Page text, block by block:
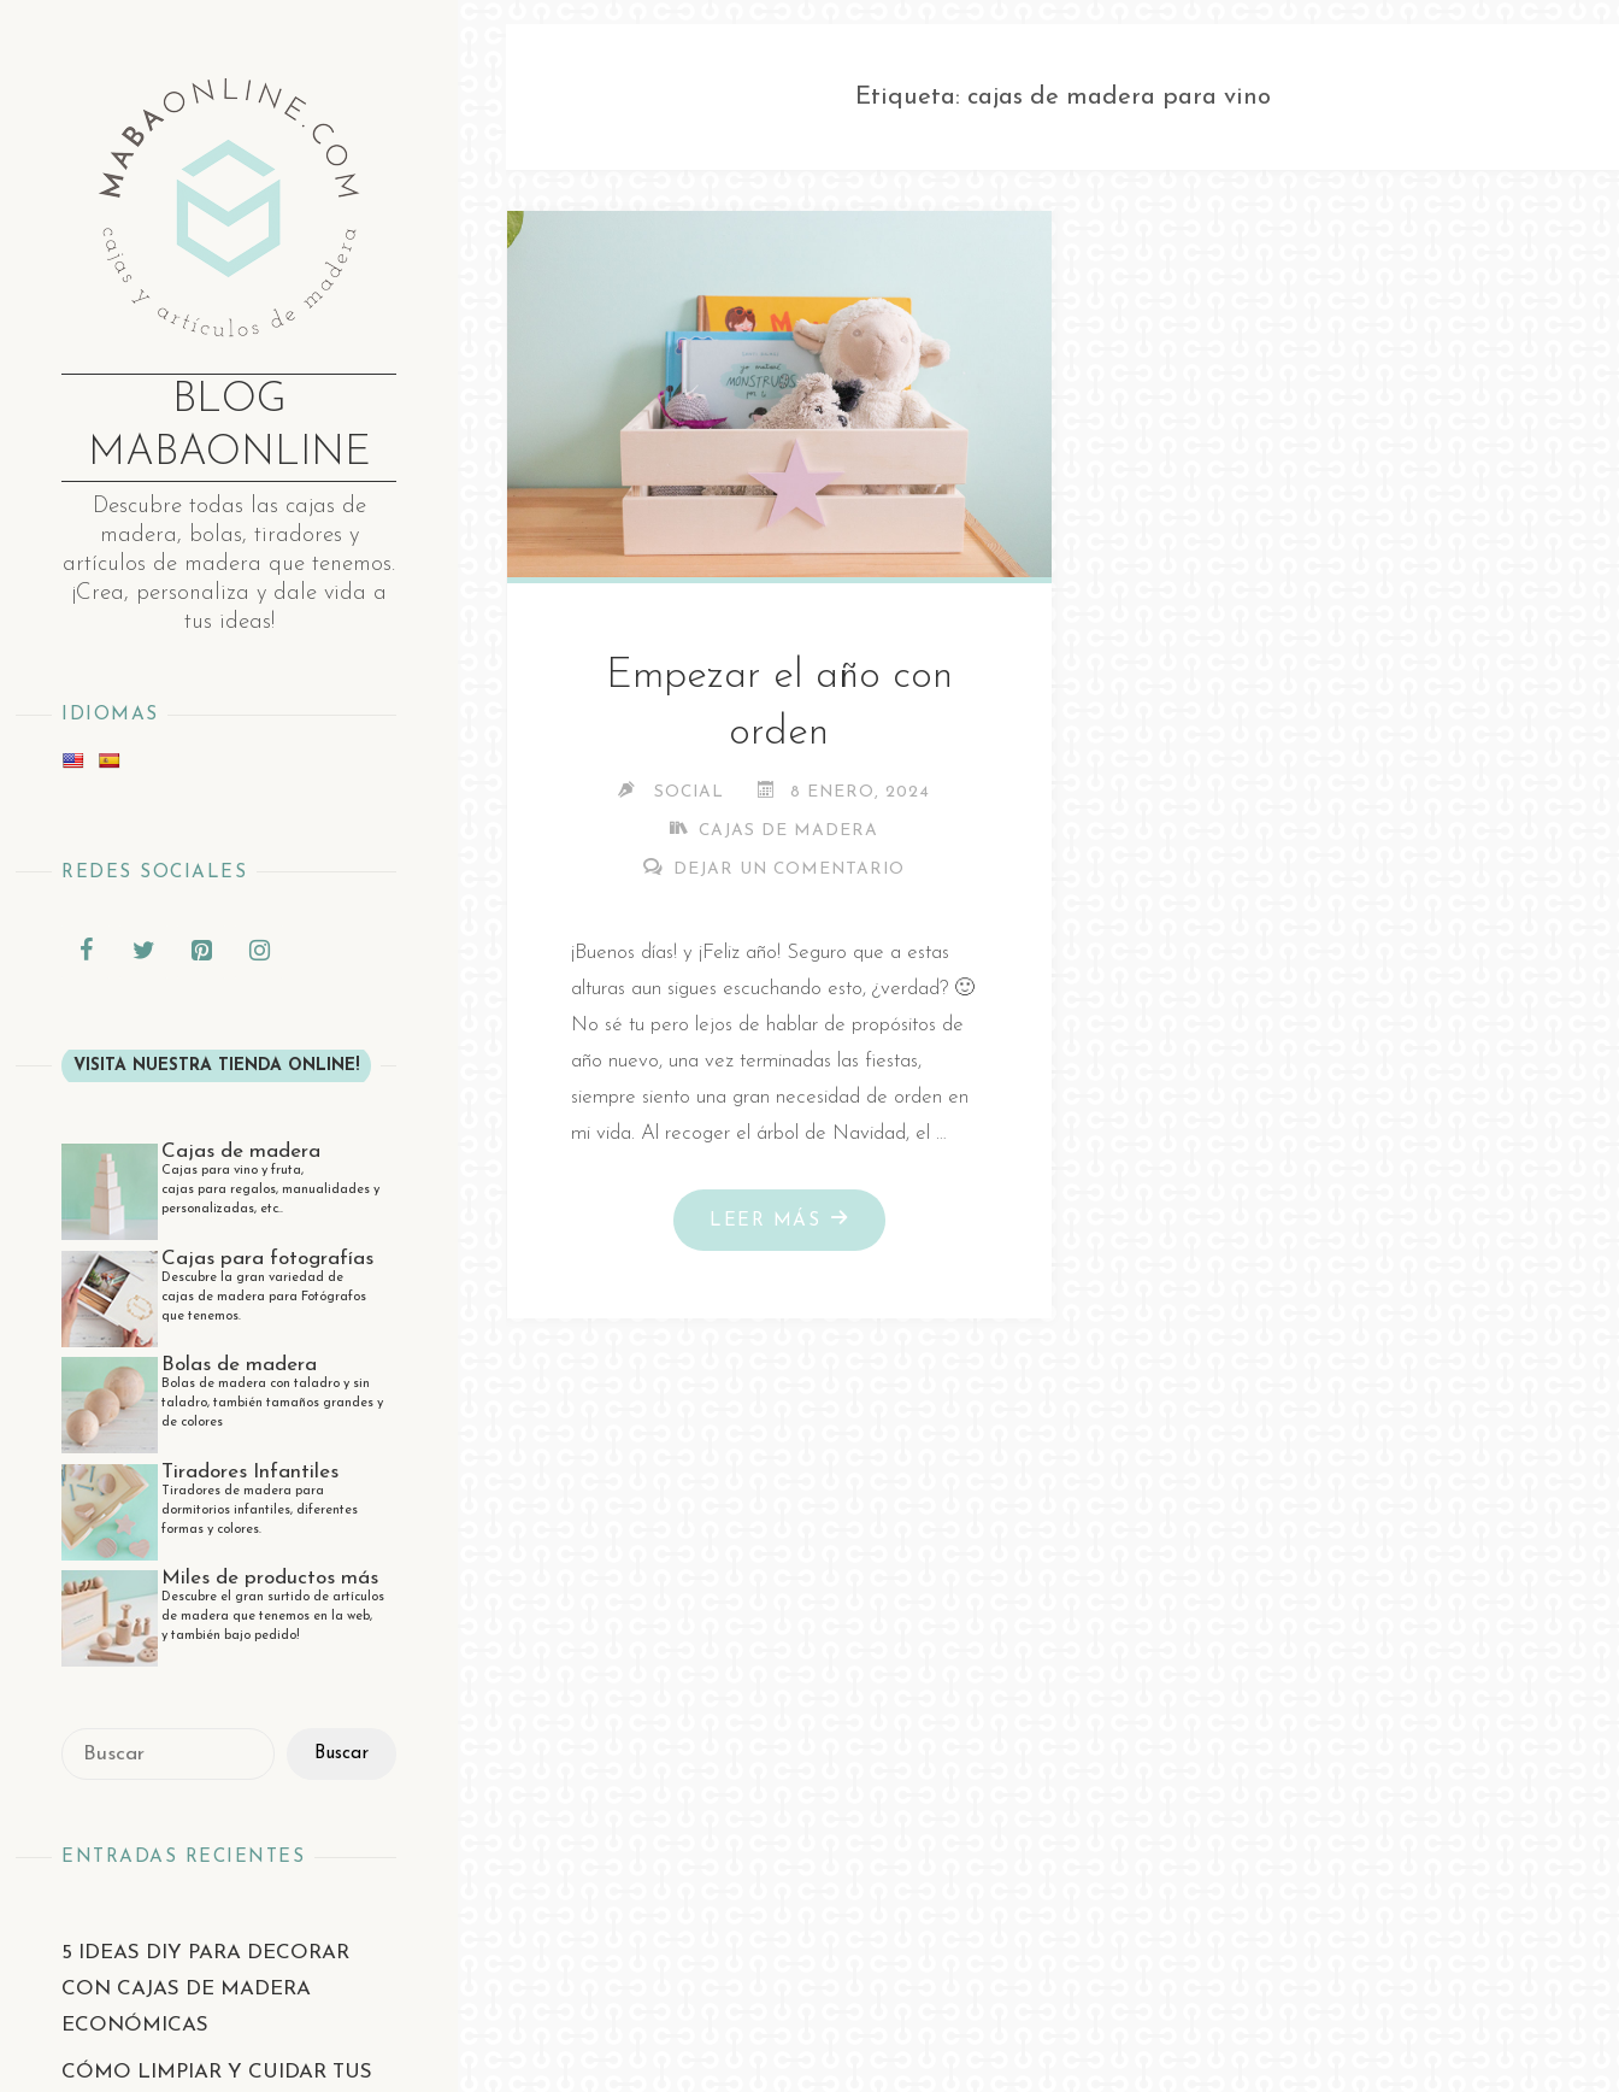
BLOG
MABAONLINE
Descubre ​t​odas las cajas de
madera​, bolas, tiradores y
artículos de madera ​q​ue tenemos.
¡Crea, personaliza y dale vida a
tus ideas!
IDIOMAS
REDES SOCIALES
VISITA NUESTRA TIENDA ONLINE!
Cajas de madera
Cajas para vino y fruta,
cajas para regalos, manualidades y
personalizadas, etc..
Cajas para fotografías
Descubre la gran variedad de
cajas de madera para Fotógrafos
que tenemos.
Bolas de madera
Bolas de madera con taladro y sin
taladro, también tamaños grandes y
de colores
Tiradores Infantiles
Tiradores de madera para
dormitorios infantiles, diferentes
formas y colores.
Miles de productos más
Descubre el gran surtido de artículos
de madera que tenemos en la web,
y también bajo pedido!
Buscar Buscar
ENTRADAS RECIENTES
5 IDEAS DIY PARA DECORAR
CON CAJAS DE MADERA
ECONÓMICAS
CÓMO LIMPIAR Y CUIDAR TUS
Etiqueta: cajas de madera para vino
Empezar el año con
orden
SOCIAL 8 ENERO, 2024
CAJAS DE MADERA
DEJAR UN COMENTARIO
¡Buenos días! y ¡Feliz año! Seguro que a estas
alturas aun sigues escuchando esto, ¿verdad? 🙂
No sé tu pero lejos de hablar de propósitos de
año nuevo, una vez terminadas las fiestas,
siempre siento una gran necesidad de orden en
mi vida. Al recoger el árbol de Navidad, el …
LEER MÁS "EMPEZAR
EL